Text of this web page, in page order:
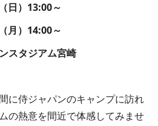
日）13:00～
）14:00～
スタジアム宮崎
に侍ジャパンのキャンプに訪れ
の熱意を間近で体感してみませ